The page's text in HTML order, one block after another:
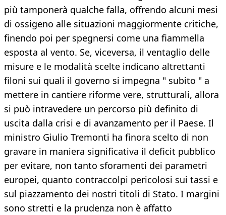
più tamponerà qualche falla, offrendo alcuni mesi
di ossigeno alle situazioni maggiormente critiche,
finendo poi per spegnersi come una fiammella
esposta al vento. Se, viceversa, il ventaglio delle
misure e le modalità scelte indicano altrettanti
filoni sui quali il governo si impegna " subito " a
mettere in cantiere riforme vere, strutturali, allora
si può intravedere un percorso più definito di
uscita dalla crisi e di avanzamento per il Paese. Il
ministro Giulio Tremonti ha finora scelto di non
gravare in maniera significativa il deficit pubblico
per evitare, non tanto sforamenti dei parametri
europei, quanto contraccolpi pericolosi sui tassi e
sul piazzamento dei nostri titoli di Stato. I margini
sono stretti e la prudenza non è affatto